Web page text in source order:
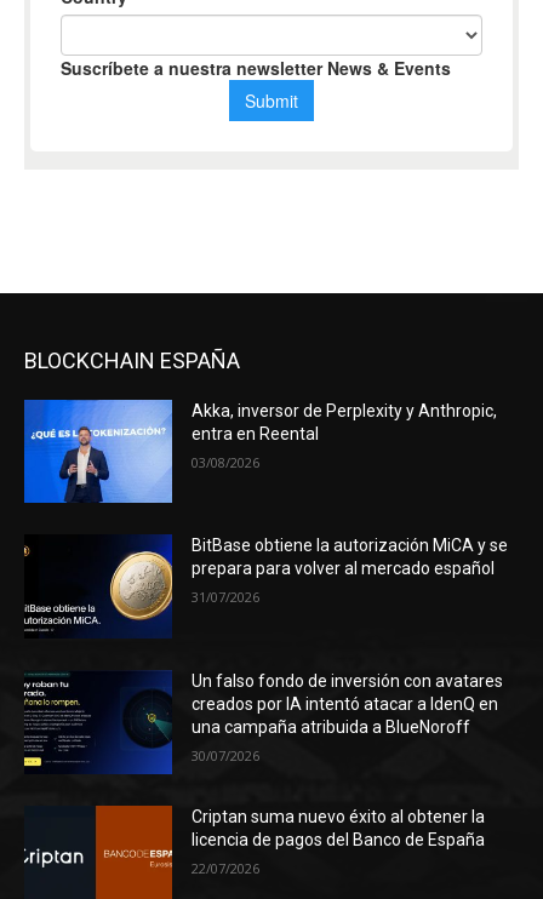
BLOCKCHAIN ESPAÑA
Akka, inversor de Perplexity y Anthropic,
entra en Reental
03/08/2026
BitBase obtiene la autorización MiCA y se
prepara para volver al mercado español
31/07/2026
Un falso fondo de inversión con avatares
creados por IA intentó atacar a IdenQ en
una campaña atribuida a BlueNoroff
30/07/2026
Criptan suma nuevo éxito al obtener la
licencia de pagos del Banco de España
22/07/2026